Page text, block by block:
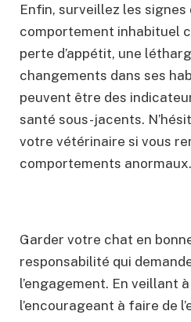
Enfin, surveillez les signes
comportement inhabituel
perte d’appétit, une
changements dans ses
peuvent être des
santé sous-jacents.
votre vétérinaire si vous
comportements anormaux.
Garder votre chat en
responsabilité qui
l’engagement. En veillant
l’encourageant à faire de